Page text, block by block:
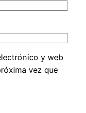
y web
vez que